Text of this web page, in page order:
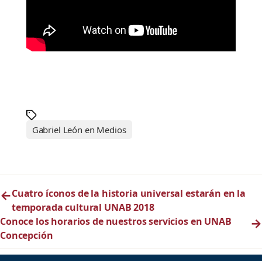
Gabriel León en Medios
←Cuatro íconos de la historia universal estarán en la
temporada cultural UNAB 2018
Conoce los horarios de nuestros servicios en UNAB
Concepción
→